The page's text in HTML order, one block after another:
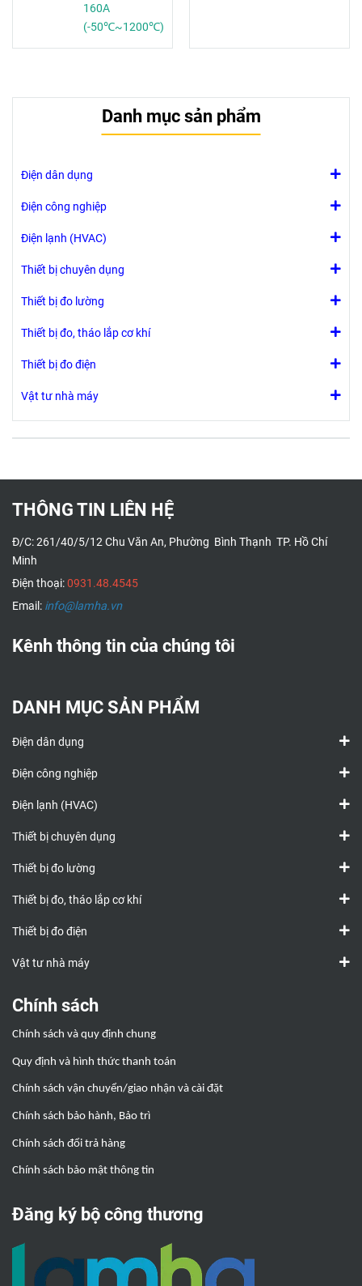
160A
(-50℃~1200℃)
Danh mục sản phẩm
Điện dân dụng
Điện công nghiệp
Điện lạnh (HVAC)
Thiết bị chuyên dụng
Thiết bị đo lường
Thiết bị đo, tháo lắp cơ khí
Thiết bị đo điện
Vật tư nhà máy
THÔNG TIN LIÊN HỆ
Đ/C: 261/40/5/12 Chu Văn An, Phường Bình Thạnh TP. Hồ Chí
Minh
Điện thoại:0931.48.4545
Email: info@lamha.vn
Kênh thông tin của chúng tôi
DANH MỤC SẢN PHẨM
Điện dân dụng
Điện công nghiệp
Điện lạnh (HVAC)
Thiết bị chuyên dụng
Thiết bị đo lường
Thiết bị đo, tháo lắp cơ khí
Thiết bị đo điện
Vật tư nhà máy
Chính sách
Chính sách và quy định chung
Quy định và hình thức thanh toán
Chính sách vận chuyển/giao nhận và cài đặt
Chính sách bảo hành, Bảo trì
Chính sách đổi trả hàng
Chính sách bảo mật thông tin
Đăng ký bộ công thương